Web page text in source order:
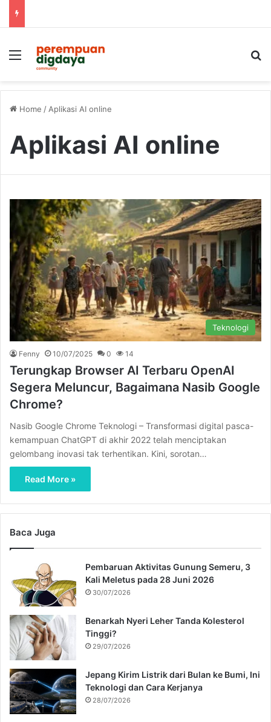
Menu
Home / Aplikasi AI online
Aplikasi AI online
Teknologi
Fenny 10/07/2025 0 14
Terungkap Browser AI Terbaru OpenAI
Segera Meluncur, Bagaimana Nasib Google
Chrome?
Nasib Google Chrome Teknologi – Transformasi digital pasca-
kemampuan ChatGPT di akhir 2022 telah menciptakan
gelombang inovasi tak terhentikan. Kini, sorotan…
Read More »
Baca Juga
Pembaruan Aktivitas Gunung Semeru, 3
Kali Meletus pada 28 Juni 2026
30/07/2026
Benarkah Nyeri Leher Tanda Kolesterol
Tinggi?
29/07/2026
Jepang Kirim Listrik dari Bulan ke Bumi, Ini
Teknologi dan Cara Kerjanya
28/07/2026